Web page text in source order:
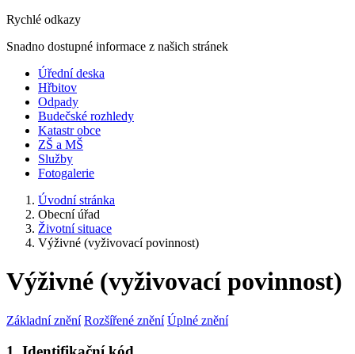
Rychlé odkazy
Snadno dostupné informace z našich stránek
Úřední deska
Hřbitov
Odpady
Budečské rozhledy
Katastr obce
ZŠ a MŠ
Služby
Fotogalerie
Úvodní stránka
Obecní úřad
Životní situace
Výživné (vyživovací povinnost)
Výživné (vyživovací povinnost)
Základní znění Rozšířené znění Úplné znění